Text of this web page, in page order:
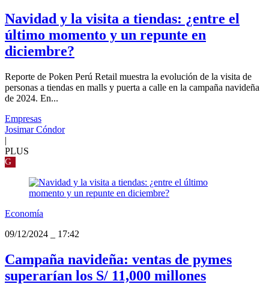
Navidad y la visita a tiendas: ¿entre el
último momento y un repunte en
diciembre?
Reporte de Poken Perú Retail muestra la evolución de la visita de
personas a tiendas en malls y puerta a calle en la campaña navideña
de 2024. En...
Empresas
Josimar Cóndor
|
PLUS
G
Economía
09/12/2024
17:42
Campaña navideña: ventas de pymes
superarían los S/ 11,000 millones